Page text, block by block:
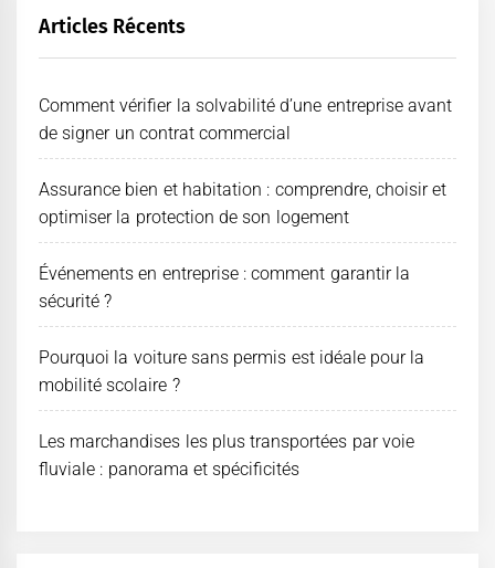
Articles Récents
Comment vérifier la solvabilité d’une entreprise avant
de signer un contrat commercial
Assurance bien et habitation : comprendre, choisir et
optimiser la protection de son logement
Événements en entreprise : comment garantir la
sécurité ?
Pourquoi la voiture sans permis est idéale pour la
mobilité scolaire ?
Les marchandises les plus transportées par voie
fluviale : panorama et spécificités